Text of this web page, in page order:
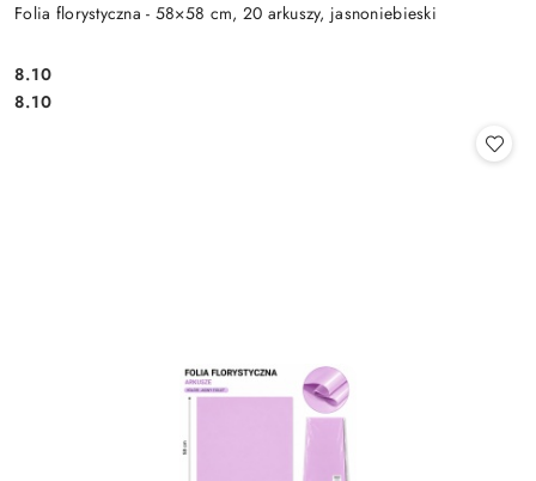
Folia florystyczna - 58×58 cm, 20 arkuszy, jasnoniebieski
Cena:
8.10
Cena:
8.10